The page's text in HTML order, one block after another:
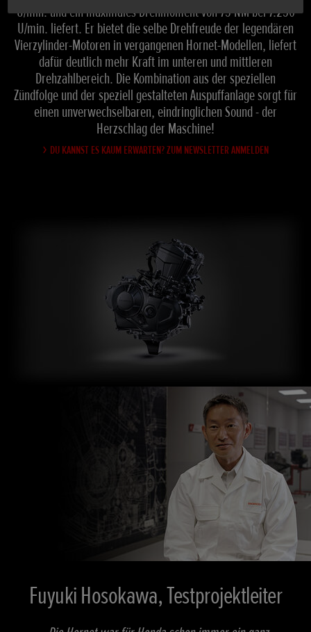
U/min. und ein maximales Drehmoment von 75 NM bei 7.250
U/min. liefert. Er bietet die selbe Drehfreude der legendären
Vierzylinder-Motoren in vergangenen Hornet-Modellen, liefert
dafür deutlich mehr Kraft im unteren und mittleren
Drehzahlbereich. Die Kombination aus der speziellen
Zündfolge und der speziell gestalteten Auspuffanlage sorgt für
einen unverwechselbaren, eindringlichen Sound - der
Herzschlag der Maschine!
DU KANNST ES KAUM ERWARTEN? ZUM NEWSLETTER ANMELDEN
Fuyuki Hosokawa, Testprojektleiter